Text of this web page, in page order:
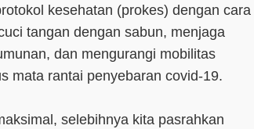
kesehatan (prokes) dengan cara
tangan dengan sabun, menjaga
dan mengurangi mobilitas
mata rantai penyebaran covid-19.
selebihnya kita pasrahkan